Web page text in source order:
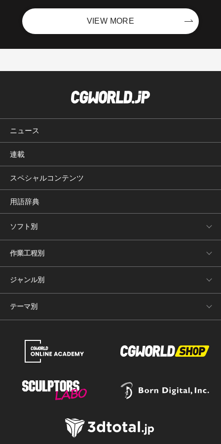
VIEW MORE
ニュース
連載
スペシャルコンテンツ
用語辞典
ソフト別
作業工程別
ジャンル別
テーマ別